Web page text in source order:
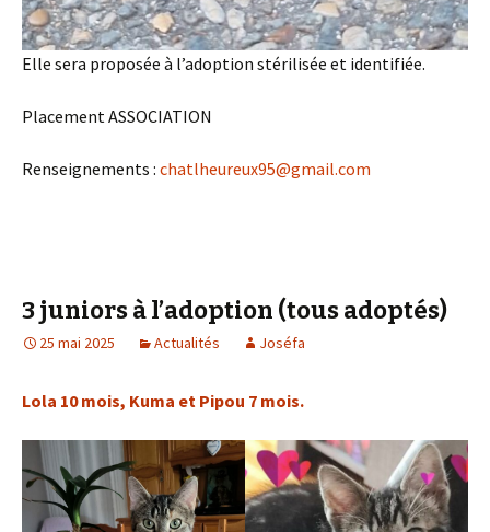
Elle sera proposée à l’adoption stérilisée et identifiée.
Placement ASSOCIATION
Renseignements : chatlheureux95@gmail.com
3 juniors à l’adoption (tous adoptés)
25 mai 2025 Actualités Joséfa
Lola 10 mois, Kuma et Pipou 7 mois.